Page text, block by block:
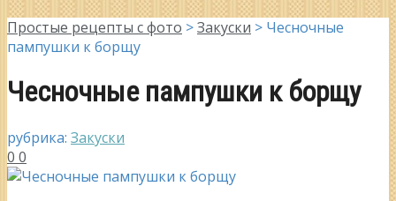
Простые рецепты с фото >Закуски > Чесночные
пампушки к борщу
Чесночные пампушки к борщу
рубрика: Закуски
0 0